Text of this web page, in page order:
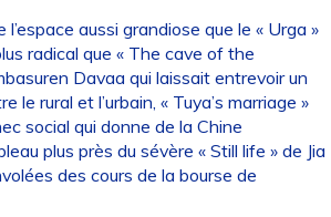
aussi grandiose que le « Urga »
radical que « The cave of the
Davaa qui laissait entrevoir un
le rural et l’urbain, « Tuya’s marriage »
social qui donne de la Chine
plus près du sévère « Still life » de Jia
des cours de la bourse de